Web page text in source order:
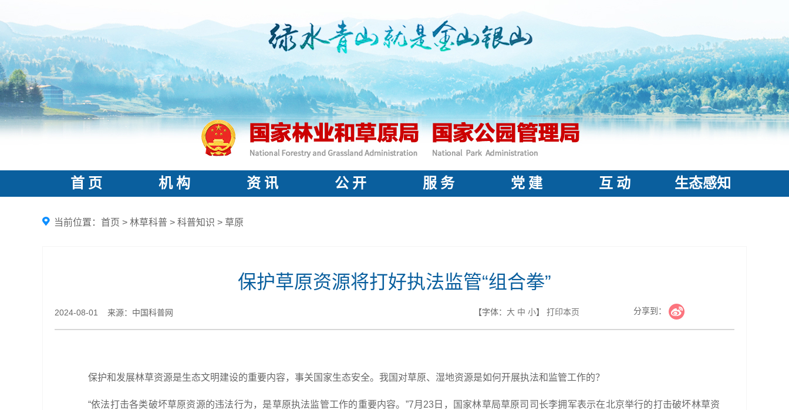
首 页 机 构 资 讯 公 开 服 务 党 建 互 动 生态感知
当前位置： 首页 > 林草科普 > 科普知识 > 草原
保护草原资源将打好执法监管“组合拳”
2024-08-01 来源：中国科普网 【字体： 大 中 小】 打印本页 分享到：
保护和发展林草资源是生态文明建设的重要内容，事关国家生态安全。我国对草原、湿地资源是如何开展执法和监管工作的？
“依法打击各类破坏草原资源的违法行为，是草原执法监管工作的重要内容。”7月23日，国家林草局草原司司长李拥军表示在北京举行的打击破坏林草资